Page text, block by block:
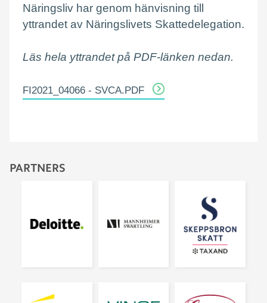
Näringsliv har genom hänvisning till
yttrandet av Näringslivets Skattedelegation.
Läs hela yttrandet på PDF-länken nedan.
FI2021_04066 - SVCA.PDF
PARTNERS